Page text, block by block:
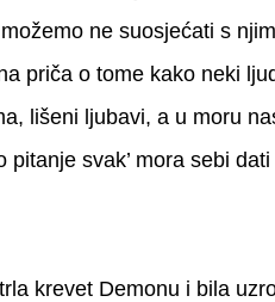
ne suosjećati s
priča o tome kako neki
lišeni ljubavi, a u moru
svak’ mora sebi
krevet Demonu i bila